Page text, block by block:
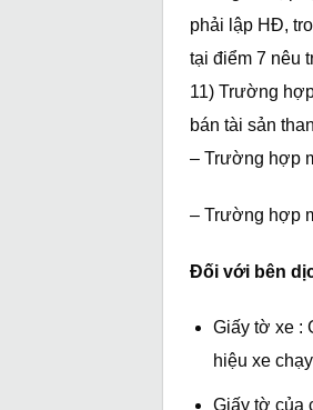
phải lập HĐ,
tại điểm 7 nêu
11) Trường
bán tài sản
– Trường hợp
– Trường hợp
Đối với bên
Giấy tờ xe :
hiệu xe
Giấy tờ của